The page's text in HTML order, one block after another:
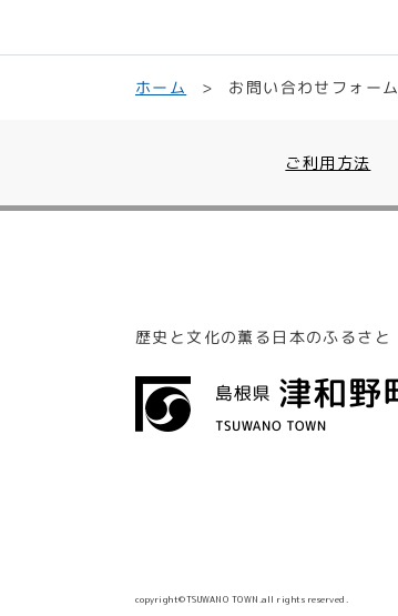
ホーム お問い合わせフォーム
ご利用方法
歴史と文化の薫る日本のふるさと
copyright©TSUWANO TOWN.all rights reserved.